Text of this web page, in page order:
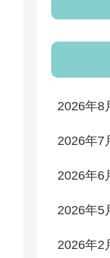
2026年8
2026年7
2026年6
2026年5
2026年2